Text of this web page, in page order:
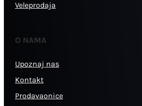
Veleprodaja
O NAMA
Upoznaj nas
Kontakt
Prodavaonice